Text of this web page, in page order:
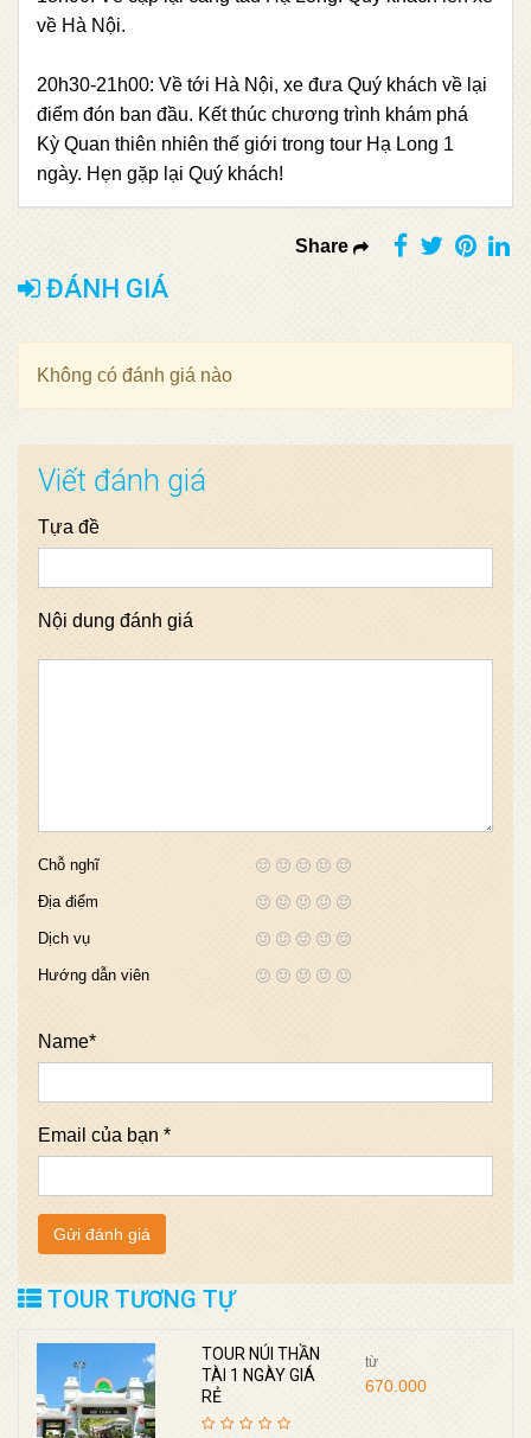
về Hà Nội.
20h30-21h00: Về tới Hà Nội, xe đưa Quý khách về lại
điểm đón ban đầu. Kết thúc chương trình khám phá
Kỳ Quan thiên nhiên thế giới trong tour Hạ Long 1
ngày. Hẹn gặp lại Quý khách!
Share
ĐÁNH GIÁ
Không có đánh giá nào
Viết đánh giá
Tựa đề
Nội dung đánh giá
Chỗ nghĩ
Địa điểm
Dịch vụ
Hướng dẫn viên
Name*
Email của bạn *
TOUR TƯƠNG TỰ
TOUR NÚI THẦN
TÀI 1 NGÀY GIÁ
RẺ
từ
670.000